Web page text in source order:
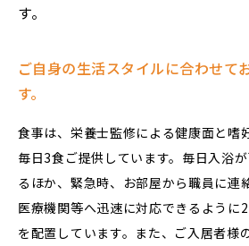
す。
ご自身の生活スタイルに合わせて
す。
食事は、栄養士監修による健康面と嗜
毎日3食ご提供しています。毎日入浴
るほか、緊急時、お部屋から職員に連
医療機関等へ迅速に対応できるように
を配置しています。また、ご入居者様